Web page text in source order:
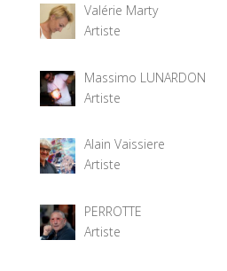
Valérie Marty
Artiste
Massimo LUNARDON
Artiste
Alain Vaissiere
Artiste
PERROTTE
Artiste